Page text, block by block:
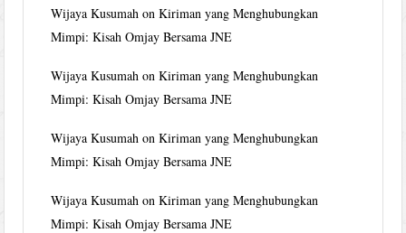
Wijaya Kusumah onKiriman yang Menghubungkan
Mimpi: Kisah Omjay Bersama JNE
Wijaya Kusumah onKiriman yang Menghubungkan
Mimpi: Kisah Omjay Bersama JNE
Wijaya Kusumah onKiriman yang Menghubungkan
Mimpi: Kisah Omjay Bersama JNE
Wijaya Kusumah onKiriman yang Menghubungkan
Mimpi: Kisah Omjay Bersama JNE